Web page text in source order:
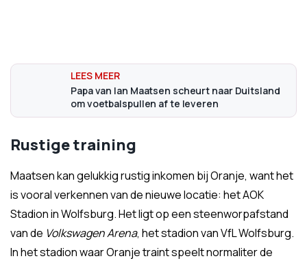
Papa van Ian Maatsen scheurt naar Duitsland
om voetbalspullen af te leveren
Rustige training
Maatsen kan gelukkig rustig inkomen bij Oranje, want het
is vooral verkennen van de nieuwe locatie: het AOK
Stadion in Wolfsburg. Het ligt op een steenworpafstand
van de Volkswagen Arena, het stadion van VfL Wolfsburg.
In het stadion waar Oranje traint speelt normaliter de